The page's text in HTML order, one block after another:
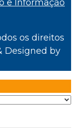
e Informação
os direitos
Designed by